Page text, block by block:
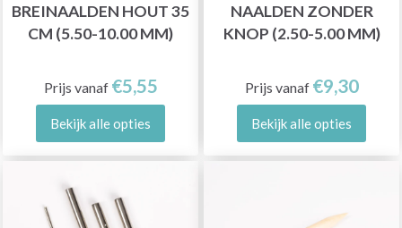
BREINAALDEN HOUT 35
CM (5.50-10.00 MM)
Prijs vanaf €5,55
Bekijk alle opties
NAALDEN ZONDER
KNOP (2.50-5.00 MM)
Prijs vanaf €9,30
Bekijk alle opties